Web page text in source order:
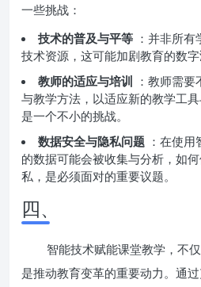
一些挑战：
技术的普及与平等 ：并非所
技术资源，这可能加剧教育的数字
教师的适应与培训 ：教师需
与教学方法，以适应新的教学工
是一个不小的挑战。
数据安全与隐私问题 ：在使
的数据可能会被收集与分析，如
私，是必须面对的重要议题。
四、
智能技术赋能课堂教学，不
是推动教育变革的重要动力。通